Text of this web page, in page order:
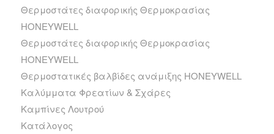
Θερμοστάτες διαφορικής Θερμοκρασίας
HONEYWELL
Θερμοστάτες διαφορικής Θερμοκρασίας
HONEYWELL
Θερμοστατικές βαλβίδες ανάμιξης HONEYWELL
Καλύμματα Φρεατίων & Σχάρες
Καμπίνες Λουτρού
Κατάλογος